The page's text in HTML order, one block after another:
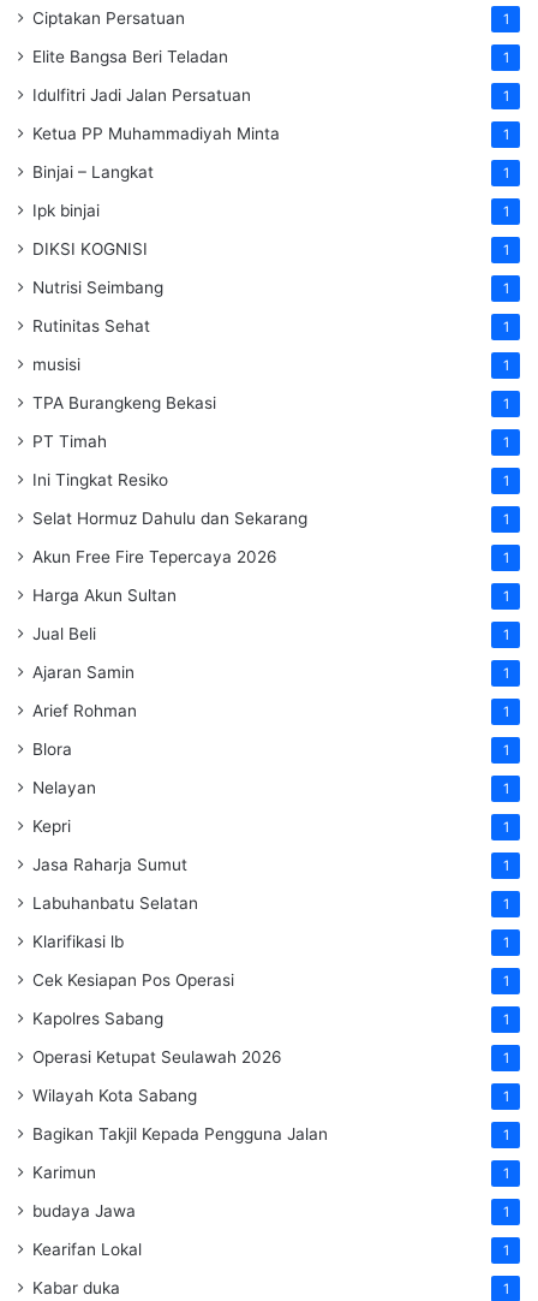
Ciptakan Persatuan 1
Elite Bangsa Beri Teladan 1
Idulfitri Jadi Jalan Persatuan 1
Ketua PP Muhammadiyah Minta 1
Binjai – Langkat 1
Ipk binjai 1
DIKSI KOGNISI 1
Nutrisi Seimbang 1
Rutinitas Sehat 1
musisi 1
TPA Burangkeng Bekasi 1
PT Timah 1
Ini Tingkat Resiko 1
Selat Hormuz Dahulu dan Sekarang 1
Akun Free Fire Tepercaya 2026 1
Harga Akun Sultan 1
Jual Beli 1
Ajaran Samin 1
Arief Rohman 1
Blora 1
Nelayan 1
Kepri 1
Jasa Raharja Sumut 1
Labuhanbatu Selatan 1
Klarifikasi lb 1
Cek Kesiapan Pos Operasi 1
Kapolres Sabang 1
Operasi Ketupat Seulawah 2026 1
Wilayah Kota Sabang 1
Bagikan Takjil Kepada Pengguna Jalan 1
Karimun 1
budaya Jawa 1
Kearifan Lokal 1
Kabar duka 1